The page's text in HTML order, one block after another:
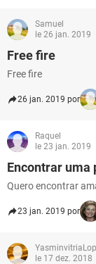
Samuel
le 26 jan. 2019
Free fire
Free fire
26 jan. 2019 por
Raquel
le 23 jan. 2019
Encontrar uma
Quero encontrar
23 jan. 2019 por
le 17 dez. 2018